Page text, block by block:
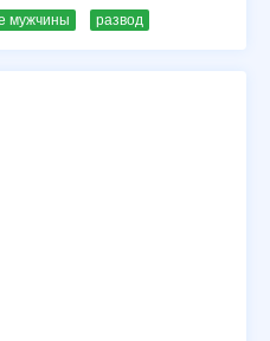
мужчины развод